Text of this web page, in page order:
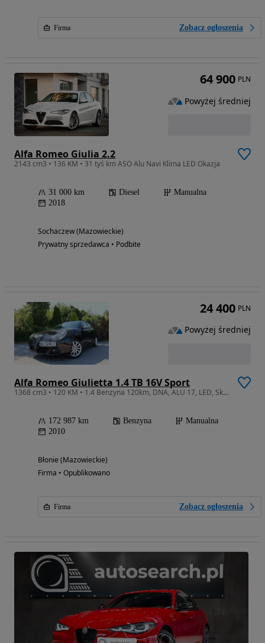
Firma Zobacz ogłoszenia
Alfa Romeo Giulia 2.2
2143 cm3 • 136 KM • 31 tyś km ASO Alu Navi Klima LED Okazja
31 000 km Diesel
Manualna
2018
Sochaczew (Mazowieckie)
Prywatny sprzedawca • Podbite
64 900 PLN
Powyżej średniej
Alfa Romeo Giulietta 1.4 TB 16V Sport
1368 cm3 • 120 KM • 1.4 Benzyna 120km, DNA, ALU 17, LED, Skóra, Czujniki, RATY, GWARANCJA
172 987 km Benzyna
Manualna
2010
Błonie (Mazowieckie)
Firma • Opublikowano
Firma Zobacz ogłoszenia
24 400 PLN
Powyżej średniej